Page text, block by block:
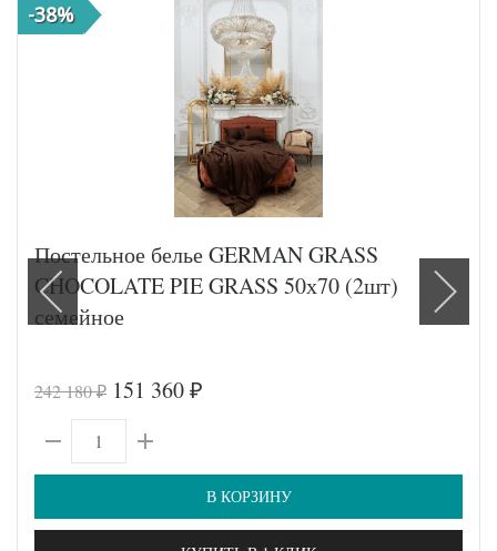
-38%
Постельное белье GERMAN GRASS
CHOCOLATE PIE GRASS 50х70 (2шт)
семейное
242 180₽ 151 360 ₽
В КОРЗИНУ